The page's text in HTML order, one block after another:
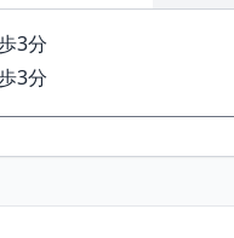
3分
3分